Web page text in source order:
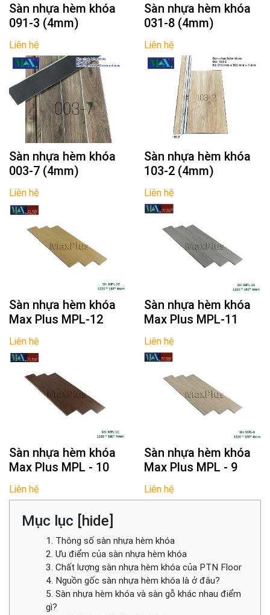
Sàn nhựa hèm khóa
091-3 (4mm)
Liên hệ
Sàn nhựa hèm khóa
031-8 (4mm)
Liên hệ
Sàn nhựa hèm khóa
003-7 (4mm)
Liên hệ
Sàn nhựa hèm khóa
103-2 (4mm)
Liên hệ
Sàn nhựa hèm khóa
Max Plus MPL-12
Liên hệ
Sàn nhựa hèm khóa
Max Plus MPL-11
Liên hệ
Sàn nhựa hèm khóa
Max Plus MPL - 10
Liên hệ
Sàn nhựa hèm khóa
Max Plus MPL - 9
Liên hệ
Mục lục [hide]
1. Thông số sàn nhựa hèm khóa
2. Ưu điểm của sàn nhựa hèm khóa
3. Chất lượng sàn nhựa hèm khóa của PTN Floor
4. Nguồn gốc sàn nhựa hèm khóa là ở đâu?
5. Sàn nhựa hèm khóa và sàn gỗ khác nhau điểm
gì?